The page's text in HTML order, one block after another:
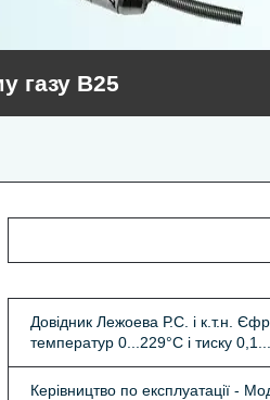
газу В25
Довідник Лежоева Р.С. і к.т.н.
температур 0...229°С і тиску
Керівництво по експлуатації -